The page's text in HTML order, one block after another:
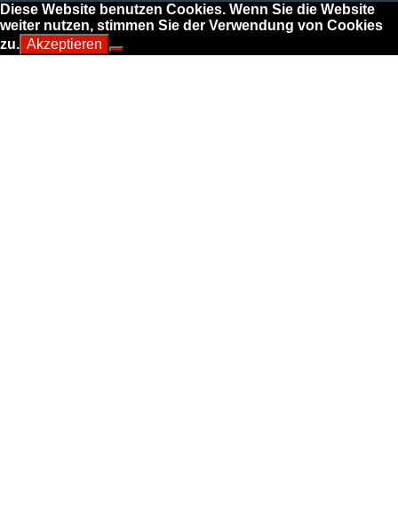
Diese Website benutzen Cookies. Wenn Sie die Website
weiter nutzen, stimmen Sie der Verwendung von Cookies
zu. Akzeptieren